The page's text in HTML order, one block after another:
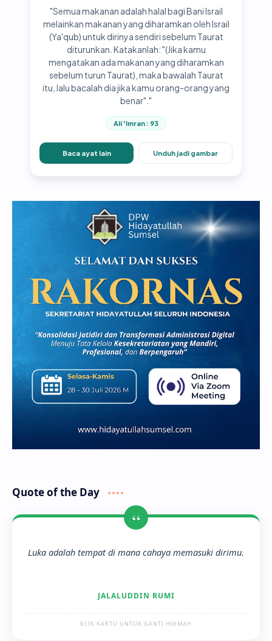
"Semua makanan adalah halal bagi Bani Israil
melainkan makanan yang diharamkan oleh Israil
(Ya'qub) untuk dirinya sendiri sebelum Taurat
diturunkan. Katakanlah: "(Jika kamu
mengatakan ada makanan yang diharamkan
sebelum turun Taurat), maka bawalah Taurat
itu, lalu bacalah dia jika kamu orang-orang yang
benar"."
Ali 'Imran : 93
Baca ayat lain Unduh jadi gambar
Quote of the Day
“
Luka adalah tempat di mana cahaya memasuki dirimu.
JALALUDDIN RUMI
KLIK KARTU UNTUK GANTI HIKMAH